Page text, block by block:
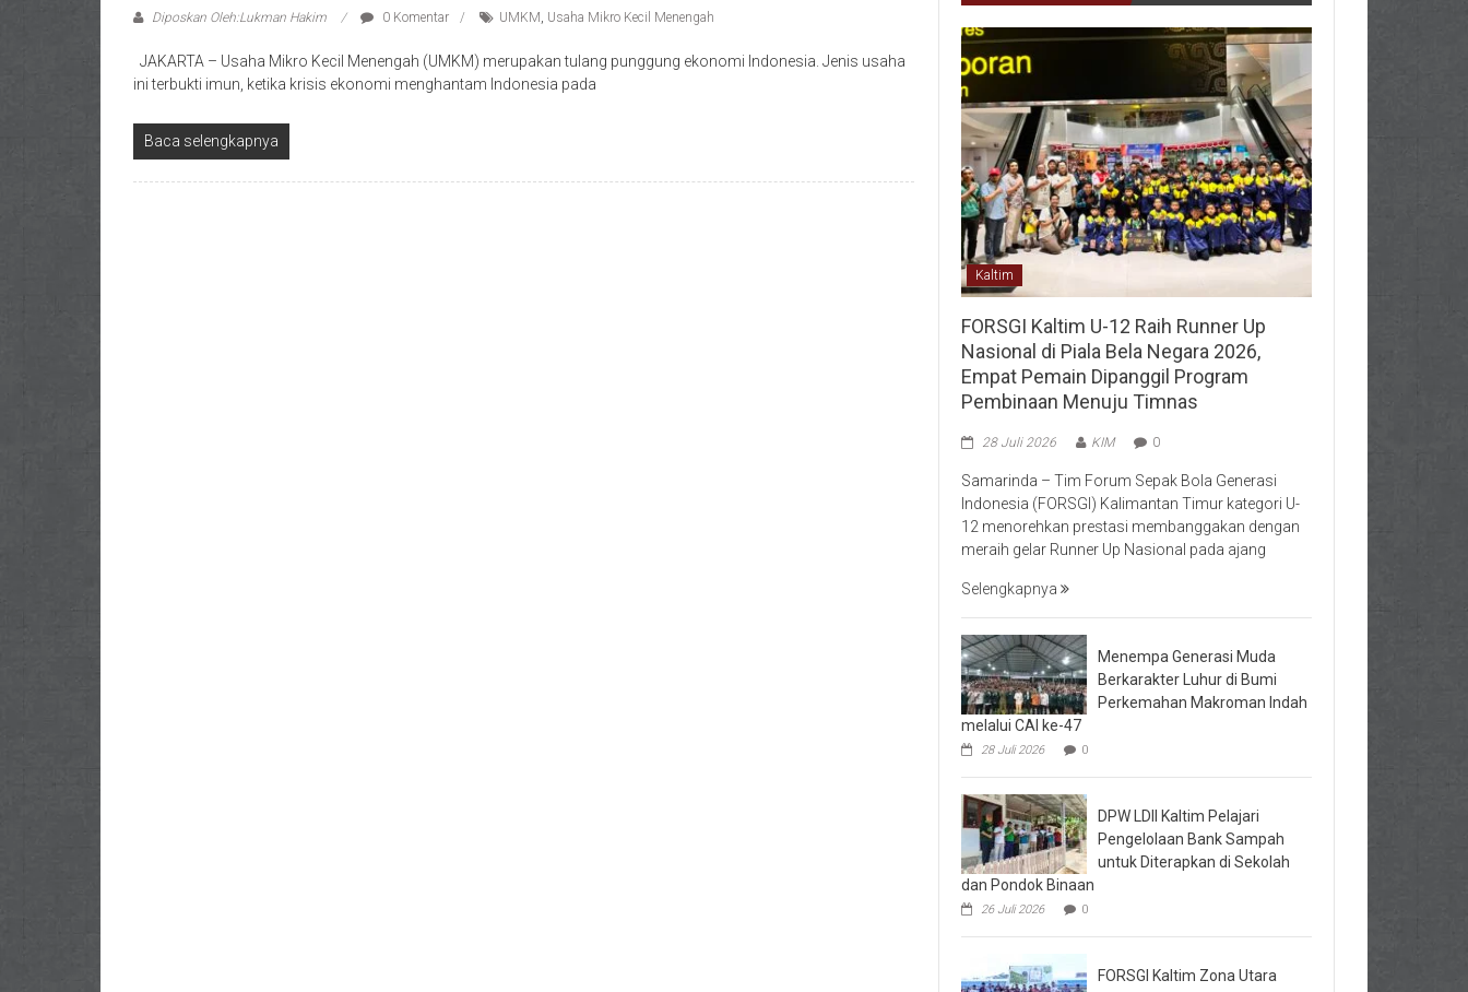
Diposkan Oleh:Lukman Hakim 0 Komentar UMKM, Usaha Mikro Kecil Menengah
JAKARTA – Usaha Mikro Kecil Menengah (UMKM) merupakan tulang punggung ekonomi Indonesia. Jenis usaha
ini terbukti imun, ketika krisis ekonomi menghantam Indonesia pada
Baca selengkapnya
Kaltim
FORSGI Kaltim U-12 Raih Runner Up
Nasional di Piala Bela Negara 2026,
Empat Pemain Dipanggil Program
Pembinaan Menuju Timnas
28 Juli 2026 KIM 0
Samarinda – Tim Forum Sepak Bola Generasi
Indonesia (FORSGI) Kalimantan Timur kategori U-
12 menorehkan prestasi membanggakan dengan
meraih gelar Runner Up Nasional pada ajang
Selengkapnya
Menempa Generasi Muda
Berkarakter Luhur di Bumi
Perkemahan Makroman Indah
melalui CAI ke-47
28 Juli 2026 0
DPW LDII Kaltim Pelajari
Pengelolaan Bank Sampah
untuk Diterapkan di Sekolah
dan Pondok Binaan
26 Juli 2026 0
FORSGI Kaltim Zona Utara